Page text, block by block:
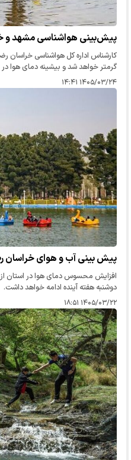
پیش‌بینی هواشناسی مشهد و
کارشناس اداره کل هواشناسی خراسان
خواهد رسید.
۱۴۰۵/۰۳/۲۴ ۱۴:۴۱
پیش بینی آب و هوای خراسان
دوشنبه هفته آینده ادامه خواهد داشت.
۱۴۰۵/۰۳/۲۲ ۱۸:۵۱